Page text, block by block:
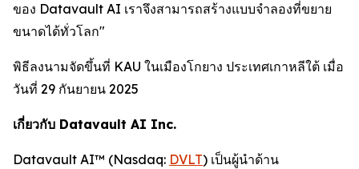
ของ Datavault AI เราจึงสามารถสร้างแบบจำลองที่ขยาย
ขนาดได้ทั่วโลก"
พิธีลงนามจัดขึ้นที่ KAU ในเมืองโกยาง ประเทศเกาหลีใต้ เมื่อ
วันที่ 29 กันยายน 2025
เกี่ยวกับ Datavault AI Inc.
Datavault AI™ (Nasdaq: DVLT) เป็นผู้นำด้าน